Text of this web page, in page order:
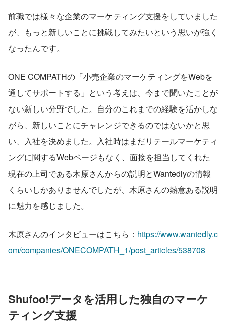
前職では様々な企業のマーケティング支援をしていました
が、もっと新しいことに挑戦してみたいという思いが強く
なったんです。
ONE COMPATHの「小売企業のマーケティングをWebを
通してサポートする」という考えは、今まで聞いたことが
ない新しい分野でした。自分のこれまでの経験を活かしな
がら、新しいことにチャレンジできるのではないかと思
い、入社を決めました。入社時はまだリテールマーケティ
ングに関するWebページもなく、面接を担当してくれた
現在の上司である木原さんからの説明とWantedlyの情報
くらいしかありませんでしたが、木原さんの熱意ある説明
に魅力を感じました。
木原さんのインタビューはこちら： https://www.wantedly.c
om/companies/ONECOMPATH_1/post_articles/538708
Shufoo!データを活用した独自のマーケ
ティング支援